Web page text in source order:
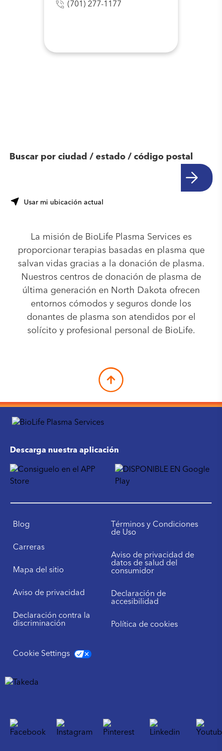
(701) 277-1177
Buscar por ciudad / estado / código postal
Usar mi ubicación actual
La misión de BioLife Plasma Services es
proporcionar terapias basadas en plasma que
salvan vidas gracias a la donación de plasma.
Nuestros centros de donación de plasma de
última generación en North Dakota ofrecen
entornos cómodos y seguros donde los
donantes de plasma son atendidos por el
solícito y profesional personal de BioLife.
Descarga nuestra aplicación
Blog
Carreras
Mapa del sitio
Aviso de privacidad
Declaración contra la
discriminación
Términos y Condiciones
de Uso
Aviso de privacidad de
datos de salud del
consumidor
Declaración de
accesibilidad
Política de cookies
Cookie Settings